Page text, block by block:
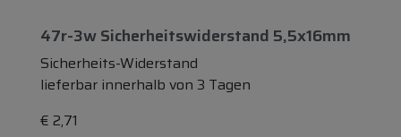
47r-3w Sicherheitswiderstand 5,5x16mm
Sicherheits-Widerstand
lieferbar innerhalb von 3 Tagen
€ 2,71